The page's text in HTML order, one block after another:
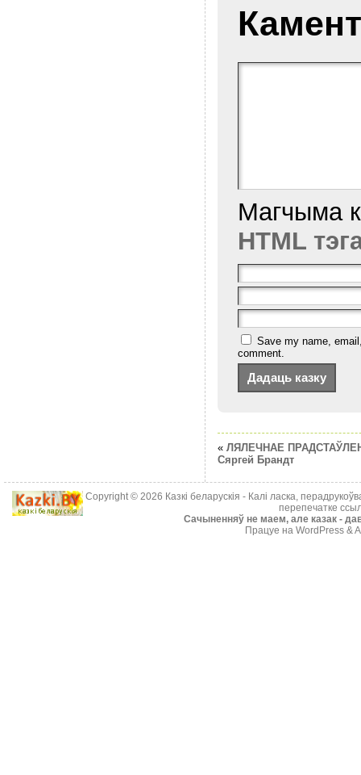
Магчыма
HTML
Save my name,
comment.
« ЛЯЛЕЧНАЕ
Сяргей Брандт
Copyright © 2026 Казкі беларускія - Калі ласка,
перепечатке
Cачыненняў не маем, але казак -
Працуе на WordPress &